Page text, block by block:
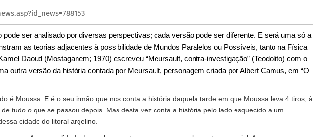
pode ser analisado por diversas perspectivas; cada versão pode ser diferente. E será uma só a
as teorias adjacentes à possibilidade de Mundos Paralelos ou Possíveis, tanto na Física
Daoud (Mostaganem; 1970) escreveu “Meursault, contra-investigação” (Teodolito) com o
outra versão da história contada por Meursault, personagem criada por Albert Camus, em “O
é Moussa. E é o seu irmão que nos conta a história daquela tarde em que Moussa leva 4 tiros, à
tudo o que se passou depois. Mas desta vez conta a história pelo lado esquecido a um
cidade do litoral argelino.